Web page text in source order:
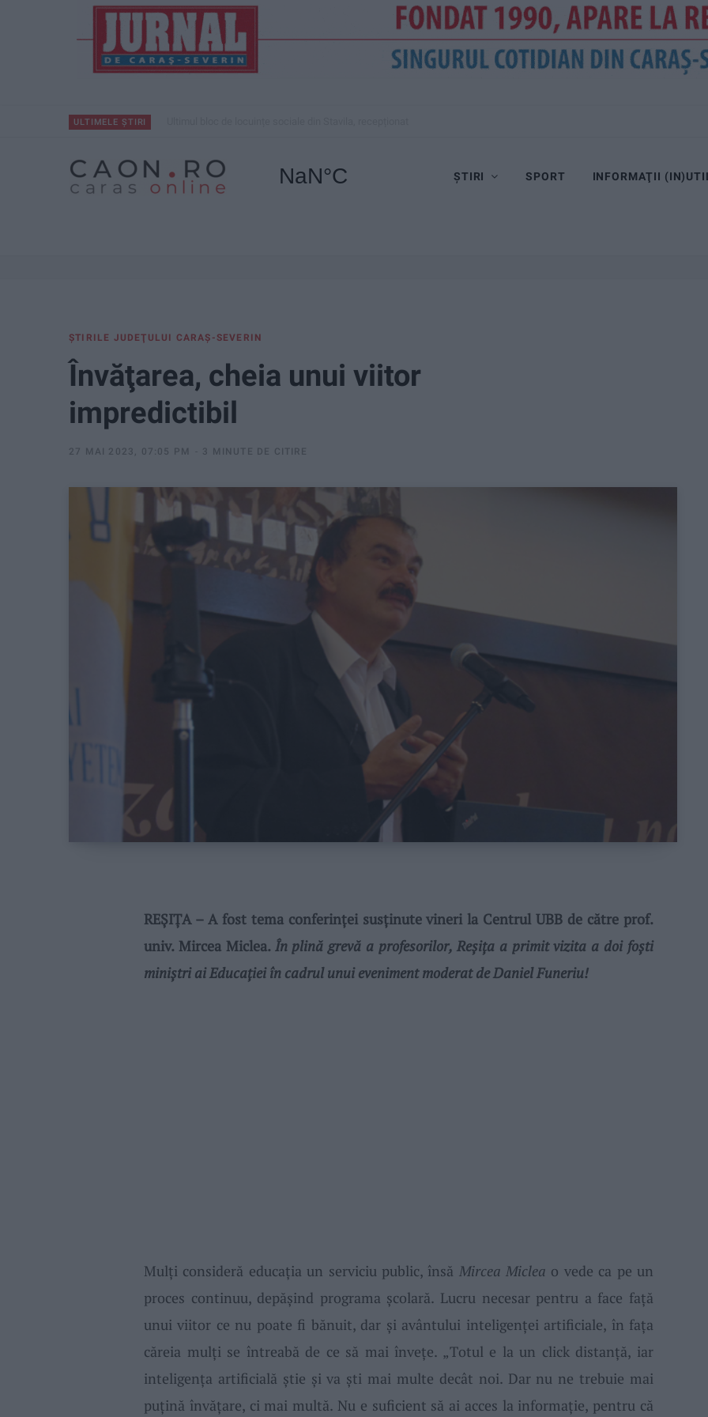
ULTIMELE ȘTIRI
ȘTIRI SPORT INFORMAŢII
ŞTIRILE JUDEŢULUI CARAŞ-SEVERIN
Învăţarea, cheia unui viitor
impredictibil
27 MAI 2023, 07:05 PM 3 MINUTE DE CITIRE
REŞIŢA – A fost tema conferinţei susţinute vineri la Centrul UBB de către prof.
univ. Mircea Miclea. În plină grevă a profesorilor, Reşiţa a primit vizita a doi foşti
miniştri ai Educaţiei în cadrul unui eveniment moderat de Daniel Funeriu!
Mulţi consideră educaţia un serviciu public, însă Mircea Miclea o vede ca pe un
proces continuu, depăşind programa şcolară. Lucru necesar pentru a face faţă
unui viitor ce nu poate fi bănuit, dar şi avântului inteligenţei artificiale, în faţa
căreia mulţi se întreabă de ce să mai înveţe. „Totul e la un click distanţă, iar
inteligenţa artificială ştie şi va şti mai multe decât noi. Dar nu ne trebuie mai
puţină învăţare, ci mai multă. Nu e suficient să ai acces la informaţie, pentru că